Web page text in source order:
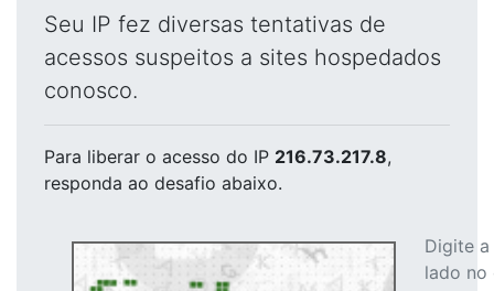
Seu IP fez diversas tentativas de
acessos suspeitos a sites hospedados
conosco.
Para liberar o acesso do IP 216.73.217.8,
responda ao desafio abaixo.
Digite
lado no